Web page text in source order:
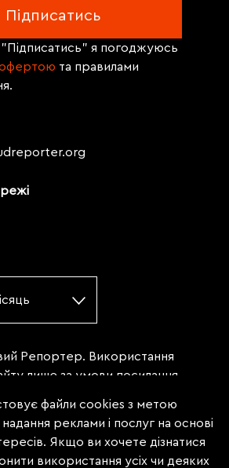
я погоджуюсь
офертою та правилами
Репортер. Використання
лише за умови посилання
не нижче третього
щодо яких міститься
републікацію
файли cookies з метою
надання реклами і послуг на основі
Якщо ви хочете дізнатися
використання усіх чи деяких